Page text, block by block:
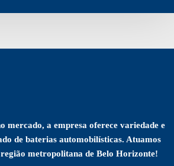
mercado, a empresa oferece variedade e
de baterias automobilísticas. Atuamos
metropolitana de Belo Horizonte!